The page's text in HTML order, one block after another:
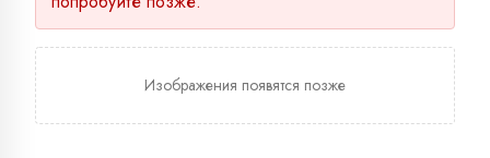
Изображения появятся позже